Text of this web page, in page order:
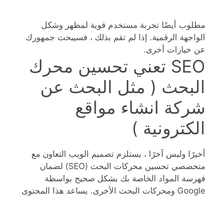
مطلوب أيضًا تجربة مستخدم قوية لمظهر وشكل
الواجهة الرقمية. إذا لم تقم بذلك ، فسيبحث جمهورك
عن خيارات أخرى.
SEO تعني تحسين محرك
البحث ( مثل البحث عن
شركة انشاء مواقع
الكترونية )
أخيرًا وليس آخرًا ، يستلزم تصميم الويب التعاون مع
متخصصي تحسين محركات البحث (SEO) لضمان
فهرسة المواد الخاصة بك بشكل صحيح بواسطة
Google ومحركات البحث الأخرى. يساعد هذا المحتوى